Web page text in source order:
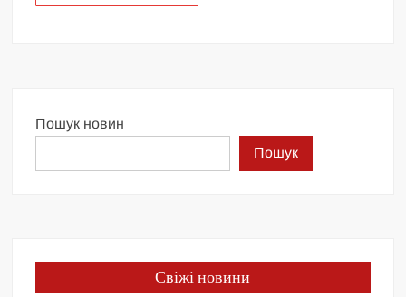
Пошук новин
Пошук
Свіжі новини